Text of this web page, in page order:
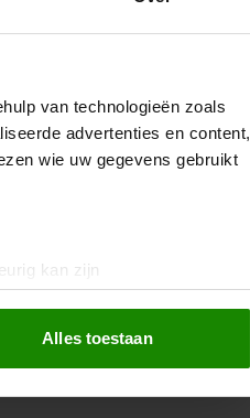
van technologieën zoals
advertenties en content,
wie uw gegevens gebruikt
kan zijn
Alles toestaan